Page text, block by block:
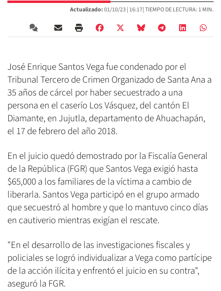
Actualizado:01/10/23 | 16:17| TIEMPO DE LECTURA: 1 MIN.
José Enrique Santos Vega fue condenado por el
Tribunal Tercero de Crimen Organizado de Santa Ana a
35 años de cárcel por haber secuestrado a una
persona en el caserío Los Vásquez, del cantón El
Diamante, en Jujutla, departamento de Ahuachapán,
el 17 de febrero del año 2018.
En el juicio quedó demostrado por la Fiscalía General
de la República (FGR) que Santos Vega exigió hasta
$65,000 a los familiares de la víctima a cambio de
liberarla. Santos Vega participó en el grupo armado
que secuestró al hombre y que lo mantuvo cinco días
en cautiverio mientras exigían el rescate.
"En el desarrollo de las investigaciones fiscales y
policiales se logró individualizar a Vega como partícipe
de la acción ilícita y enfrentó el juicio en su contra",
aseguró la FGR.